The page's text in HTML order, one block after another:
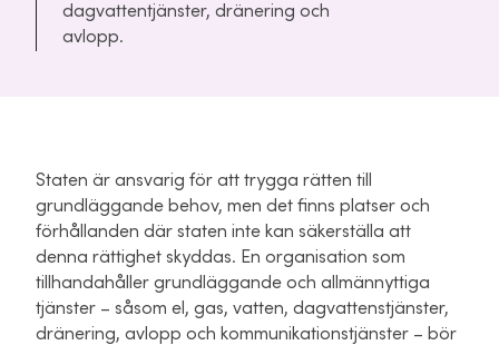
dagvattentjänster, dränering och
avlopp.
Staten är ansvarig för att trygga rätten till
grundläggande behov, men det finns platser och
förhållanden där staten inte kan säkerställa att
denna rättighet skyddas. En organisation som
tillhandahåller grundläggande och allmännyttiga
tjänster – såsom el, gas, vatten, dagvattenstjänster,
dränering, avlopp och kommunikationstjänster – bör